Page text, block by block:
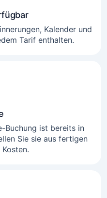
Kalender und
Tarif enthalten.
Buchung ist bereits in
Sie sie aus fertigen